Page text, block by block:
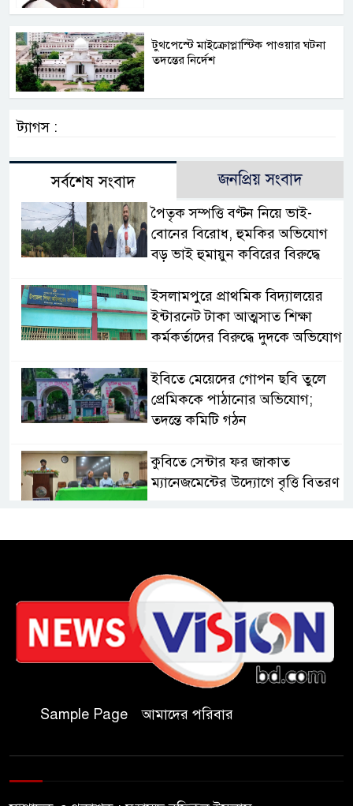
টুথপেস্টে মাইক্রোপ্লাস্টিক পাওয়ার ঘটনা
তদন্তের নির্দেশ
ট্যাগস :
সর্বশেষ সংবাদ জনপ্রিয় সংবাদ
পৈতৃক সম্পত্তি বণ্টন নিয়ে ভাই-
বোনের বিরোধ, হুমকির অভিযোগ
বড় ভাই হুমায়ুন কবিরের বিরুদ্ধে
​ইসলামপুরে প্রাথমিক বিদ্যালয়ের
ইন্টারনেট টাকা আত্মসাত শিক্ষা
কর্মকর্তাদের বিরুদ্ধে দুদকে অভিযোগ
ইবিতে মেয়েদের গোপন ছবি তুলে
প্রেমিককে পাঠানোর অভিযোগ;
তদন্তে কমিটি গঠন
কুবিতে সেন্টার ফর জাকাত
ম্যানেজমেন্টের উদ্যোগে বৃত্তি বিতরণ
চকরিয়ায় ফাঁসিয়াখালী সরকারি
প্রাথমিক বিদ্যালয়ের ম্যানেজিং
কমিটির সভাপতি নির্বাচিত মো.
আবদুল আলিম
জুলাই আন্দোলন হয়েছিল
ফ্যাসিবাদী সমাজব্যবস্থার
Sample Page আমাদের পরিবার